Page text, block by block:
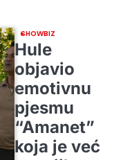
SHOWBIZ
Hule
objavio
emotivnu
pjesmu
“Amanet”
koja je već